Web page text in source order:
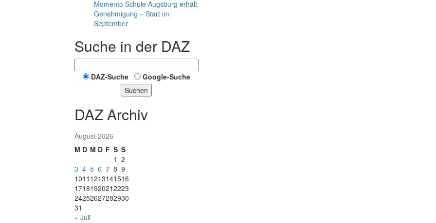
Momento Schule Augsburg erhält
Genehmigung – Start im
September
Suche in der DAZ
DAZ-Suche
Google-Suche
Suchen
DAZ Archiv
August 2026
M D M D F S S
1 2
3 4 5 6 7 8 9
1011 1213141516
17181920212223
24252627282930
31
« Juli